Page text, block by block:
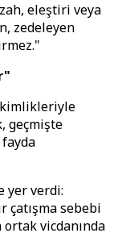
eleştiri veya
zedeleyen
geçmişte
yer verdi:
çatışma sebebi
vicdanında